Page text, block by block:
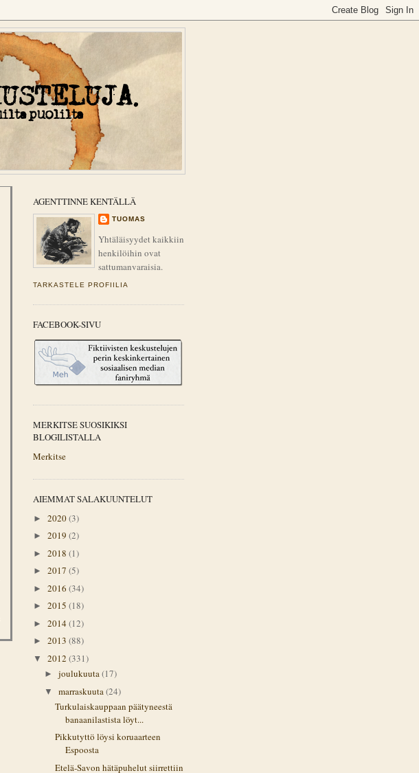
AGENTTINNE KENTÄLLÄ
TUOMAS
Yhtäläisyydet kaikkiin
henkilöihin ovat
sattumanvaraisia.
TARKASTELE PROFIILIA
FACEBOOK-SIVU
MERKITSE SUOSIKIKSI
BLOGILISTALLA
Merkitse
AIEMMAT SALAKUUNTELUT
► 2020(3)
► 2019 (2)
► 2018 (1)
► 2017 (5)
► 2016 (34)
► 2015 (18)
► 2014 (12)
► 2013 (88)
▼ 2012 (331)
► joulukuuta(17)
▼ marraskuuta (24)
Turkulaiskauppaan päätyneestä
banaanilastista löyt...
Pikkutyttö löysi koruaarteen
Espoosta
Etelä-Savon hätäpuhelut siirrettiin